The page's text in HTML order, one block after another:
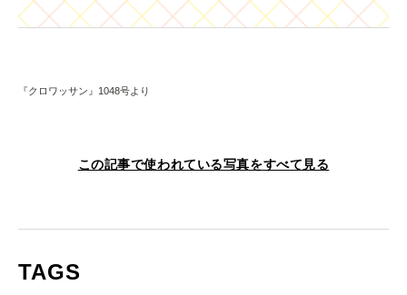
『クロワッサン』1048号より
この記事で使われている写真をすべて見る
TAGS